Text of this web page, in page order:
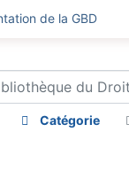
de la GBD
Catégorie